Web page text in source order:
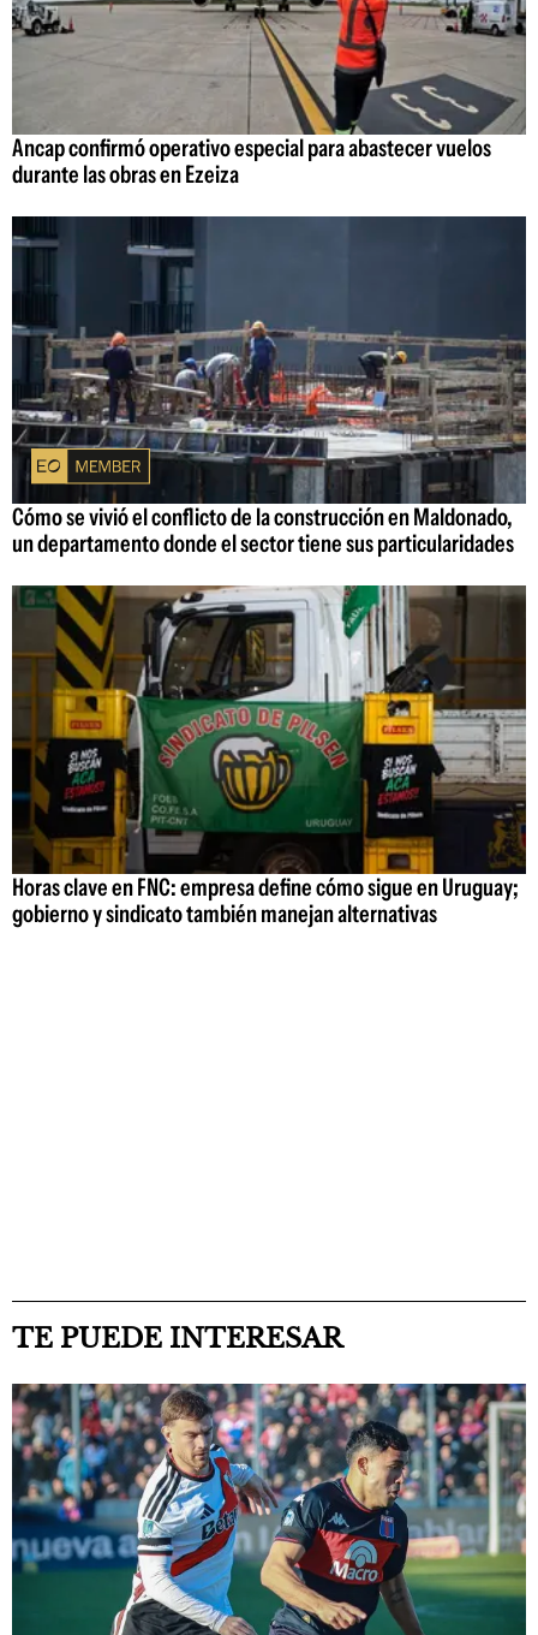
Ancap confirmó operativo especial para abastecer vuelos
durante las obras en Ezeiza
Cómo se vivió el conflicto de la construcción en Maldonado,
un departamento donde el sector tiene sus particularidades
Horas clave en FNC: empresa define cómo sigue en Uruguay;
gobierno y sindicato también manejan alternativas
TE PUEDE INTERESAR